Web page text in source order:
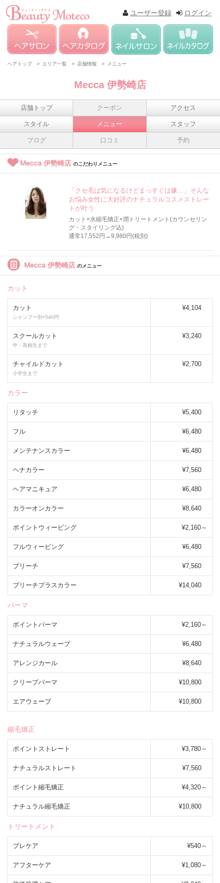
ログイン
ユーザー登録
ヘアトップ > エリア一覧 > 店舗情報 > メニュー
Mecca 伊勢崎店
店舗トップ クーポン アクセス
スタイル メニュー スタッフ
ブログ 口コミ 予約
Mecca 伊勢崎店 のこだわりメニュー
「クセ毛は気になるけどまっすぐは嫌…」そんな
お悩み女性に大好評のナチュラルコスメストレー
トが叶う
カット×水縮毛矯正×潤トリートメント(カウンセリン
グ・スタイリング込)
通常17,552円→9,980円(税別)
Mecca 伊勢崎店 のメニュー
カット
カット
シャンプー別+540円
¥4,104
スクールカット
中・高校生まで
¥3,240
チャイルドカット
小学生まで
¥2,700
カラー
リタッチ ¥5,400
フル ¥6,480
メンテナンスカラー ¥6,480
ヘナカラー ¥7,560
ヘアマニキュア ¥6,480
カラーオンカラー ¥8,640
ポイントウィービング ¥2,160～
フルウィービング ¥6,480
ブリーチ ¥7,560
ブリーチプラスカラー ¥14,040
パーマ
ポイントパーマ ¥2,160～
ナチュラルウェーブ ¥6,480
アレンジカール ¥8,640
クリープパーマ ¥10,800
エアウェーブ ¥10,800
縮毛矯正
ポイントストレート ¥3,780～
ナチュラルストレート ¥7,560
ポイント縮毛矯正 ¥4,320～
ナチュラル縮毛矯正 ¥10,800
トリートメント
プレケア ¥540～
アフターケア ¥1,080～